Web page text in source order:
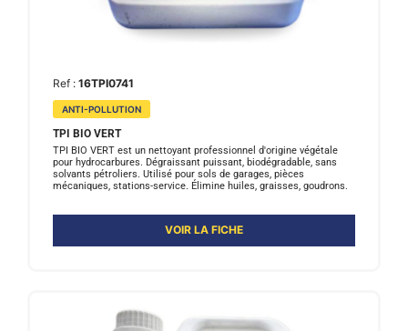
Ref : 16TPI0741
ANTI-POLLUTION
TPI BIO VERT
TPI BIO VERT est un nettoyant professionnel d'origine végétale
pour hydrocarbures. Dégraissant puissant, biodégradable, sans
solvants pétroliers. Utilisé pour sols de garages, pièces
mécaniques, stations-service. Élimine huiles, graisses, goudrons.
VOIR LA FICHE